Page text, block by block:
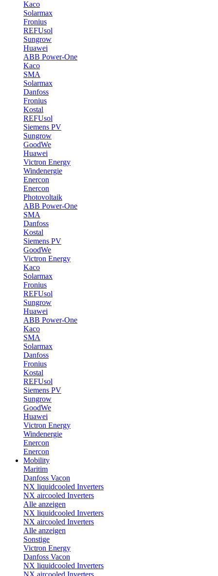
Kaco
Solarmax
Fronius
REFUsol
Sungrow
Huawei
ABB Power-One
Kaco
SMA
Solarmax
Danfoss
Fronius
Kostal
REFUsol
Siemens PV
Sungrow
GoodWe
Huawei
Victron Energy
Windenergie
Enercon
Enercon
Photovoltaik
ABB Power-One
SMA
Danfoss
Kostal
Siemens PV
GoodWe
Victron Energy
Kaco
Solarmax
Fronius
REFUsol
Sungrow
Huawei
ABB Power-One
Kaco
SMA
Solarmax
Danfoss
Fronius
Kostal
REFUsol
Siemens PV
Sungrow
GoodWe
Huawei
Victron Energy
Windenergie
Enercon
Enercon
Mobility
Maritim
Danfoss Vacon
NX liquidcooled Inverters
NX aircooled Inverters
Alle anzeigen
NX liquidcooled Inverters
NX aircooled Inverters
Alle anzeigen
Sonstige
Victron Energy
Danfoss Vacon
NX liquidcooled Inverters
NX aircooled Inverters